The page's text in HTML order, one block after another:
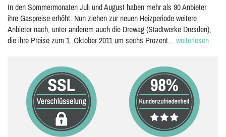
In den Sommermonaten Juli und August haben mehr als 90 Anbieter
ihre Gaspreise erhöht. Nun ziehen zur neuen Heizperiode weitere
Anbieter nach, unter anderem auch die Drewag (Stadtwerke Dresden),
die ihre Preise zum 1. Oktober 2011 um sechs Prozent... weiterlesen